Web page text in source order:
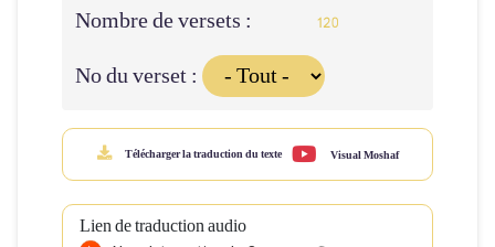
Nombre de versets : 120
No du verset :
Télécharger la traduction du texte Visual Moshaf
Lien de traduction audio